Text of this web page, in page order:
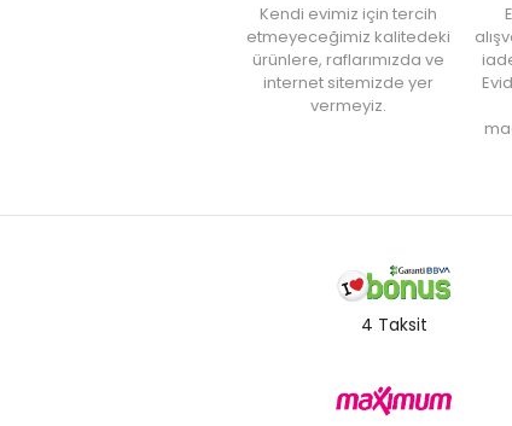
Kendi evimiz için tercih
etmeyeceğimiz kalitedeki
ürünlere, raflarımızda ve
internet sitemizde yer
vermeyiz.
4 Taksit